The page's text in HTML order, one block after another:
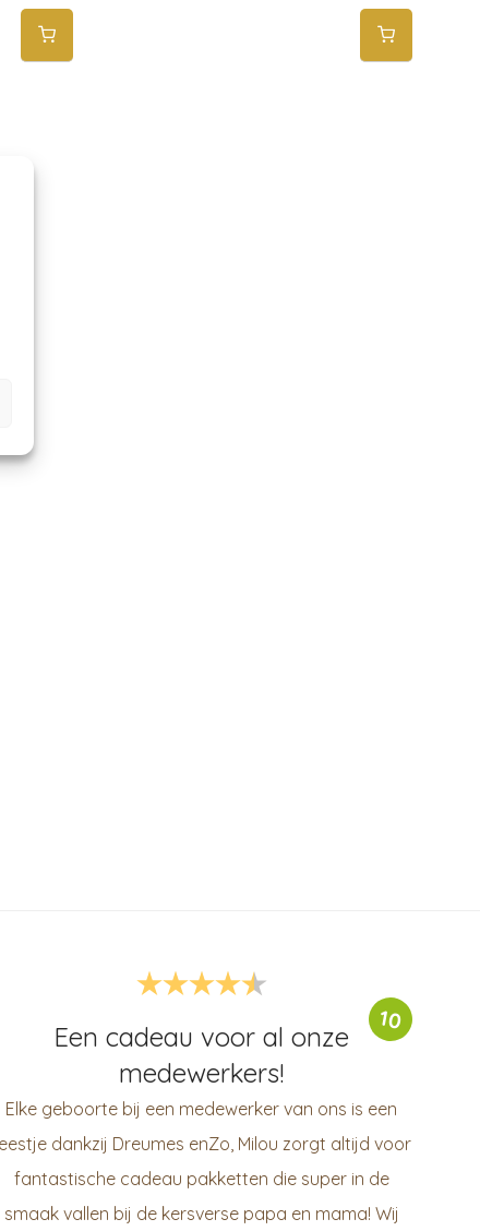
10
Een cadeau voor al onze
medewerkers!
Elke geboorte bij een medewerker van ons is een
dankzij Dreumes enZo, Milou zorgt altijd voor
fantastische cadeau pakketten die super in de
smaak vallen bij de kersverse papa en mama! Wij